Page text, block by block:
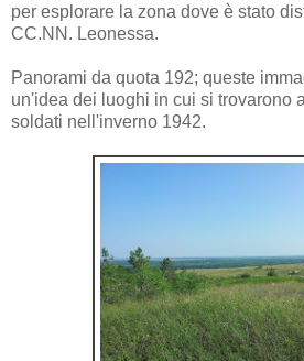
per esplorare la zona dove è stato
CC.NN. Leonessa.
Panorami da quota 192; queste
un'idea dei luoghi in cui si trovarono
soldati nell'inverno 1942.